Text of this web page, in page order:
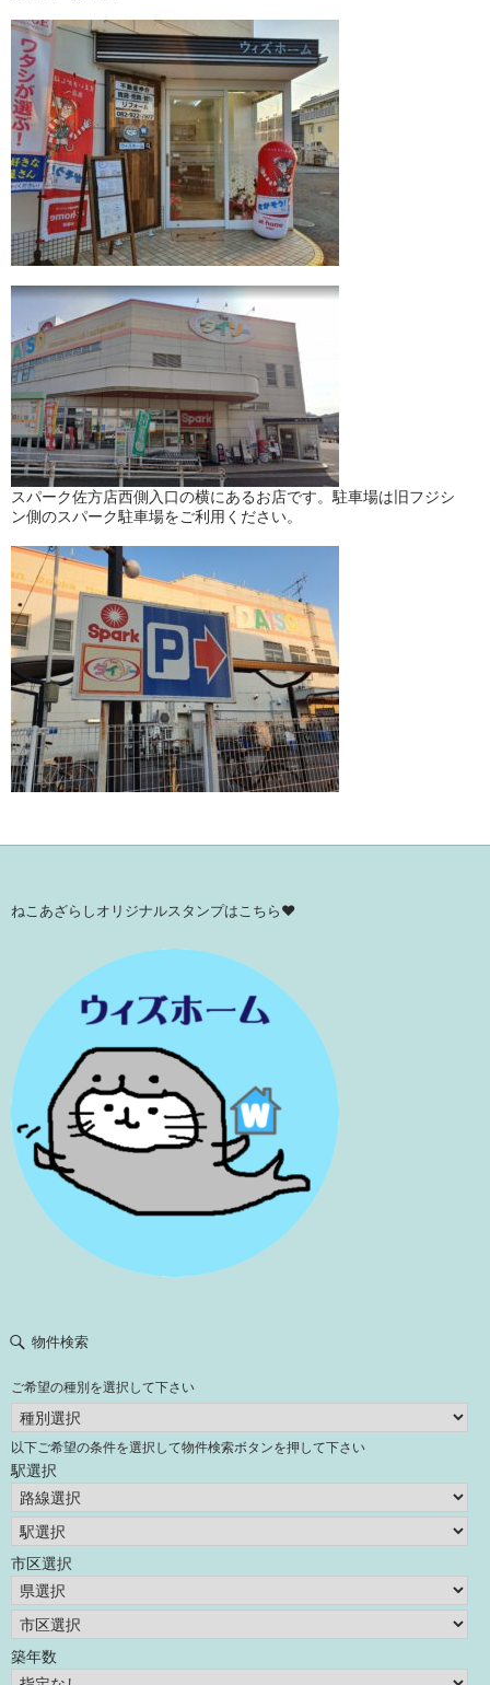
スパーク佐方店西側入口の横にあるお店です。駐車場は旧フジシ
ン側のスパーク駐車場をご利用ください。
ねこあざらしオリジナルスタンプはこちら♥
物件検索
ご希望の種別を選択して下さい
以下ご希望の条件を選択して物件検索ボタンを押して下さい
駅選択
市区選択
築年数